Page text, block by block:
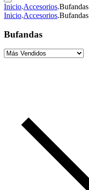
Inicio.Accesorios.Bufandas
Inicio.Accesorios.Bufandas
Bufandas